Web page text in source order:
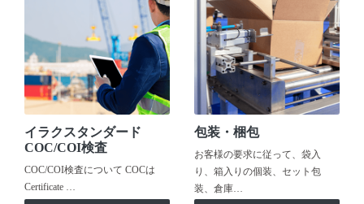
イラクスタンダード
COC/COI検査
COC/COI検査について COCは
Certificate …
包装・梱包
お客様の要求に従って、袋入
り、箱入りの個装、セット包
装、倉庫…